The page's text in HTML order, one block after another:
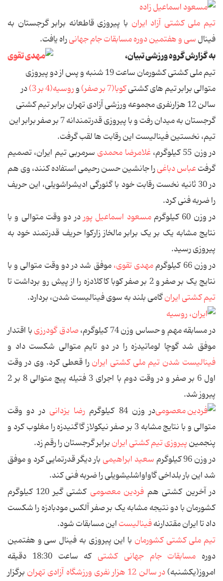
تیم ملی کشتی آزاد ایران با پیروزی قاطعانه برابر گرجستان به
فینالسی و هفتمین دوره مسابقات جام جهانیراه یافت.
به گزارش گروه ورزشی تبیان،
تیم ملی کشتی کشورمان ساعت 19 شنبه و پس از دو پیروزی
متوالی برابر تیم های کشتیکوبا(7 بر صفر) وروسیه(4 بر 3)
در
سالن 12 هزارنفری مجموعه ورزشی آزادی تهران برابر تیم کشتی
گرجستان به میدان رفت و با پیروزی قدرتمندانه 7 بر صفر برابر این
تیم، نخستین فینالیست این رقابت ها لقب گرفت.
در وزن 55 کیلوگرم،
غلامرضا محمدی سرمربی تیم ایران، تصمیم
گرفتعباس دباغیرا جانشین حسن رحیمی استفاده کنند، وی هم
در 30 ثانیه نخست رقابت خود با گئورگی ادیشراشویلی، این حریف
را ضربه فنی کرد.
در وزن 60 کیلوگرم
مسعود اسماعیل پوردر دو وقت متوالی و با
نتایج مشابه یک بر یک برابر مالخاز زاركوا حریف قدرتمند خود به
پیروزی رسید.
در وزن 66 کیلوگرم
مهدی تقوی،موفق شد در دو وقت متوالی و با
نتایج یک بر صفر و 2 بر صفر كوبا كاكلادزه را از پیش رو برداشت تا
تیم کشتی ایرانگامی بلند به سوی فینالیست شدن، بردارد.
در مسابقه مهم و حساس وزن 74 کیلوگرم، صادق گودرزیبا اقتدار
موفق شد گوچا لوماتیدزه را در دو تایم متوالی شكست داد و
فینالیست شدن تیم ملی کشتی ایرانرا قعطی کرد. وی در وقت
اول 6 بر صفر و در وقت دوم با اجرای 3 فتیله پیچ متوالی 8 بر 2
پیروز شد.
در وزن 84 کیلوگرم
رضا یزدانیدر دو وقت
متوالی و با نتایج مشابه 3 بر صفر نیكولاز گاگنیدزه را مغلوب کرد و
پنجمینپیروزی تیم کشتی ایرانبرابر گرجستان را رقم زد.
در وزن 96 کیلوگرم
سعید ابراهیمی بار دیگر قدرتمایی کرد و موفق
شد این بار بلداخی گاواواشلیشویلی را ضربه فنی کند.
در آخرین کشتی هم فردین معصومی
کشتی گیر 120 کیلوگرم
کشورمان با دو نتیجه مشابه یک بر صفر آلكس مودبادزه را شکست
داد تا ایران مقتدارنهفینالیستاین مسابقات شود.
تیم ملی کشتی کشورمان با این پیروزی به فینال سی و هفتمین
دوره مسابقات جام جهانی کشتی
که ساعت 18:30 دقیقه
امروز(یکشنبه)در سالن 12 هزار نفری ورزشگاه آزادی تهران
برگزار